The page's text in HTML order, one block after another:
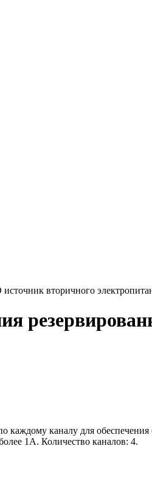
вторичного
каналу для обеспечения
1А. Количество каналов: 4.